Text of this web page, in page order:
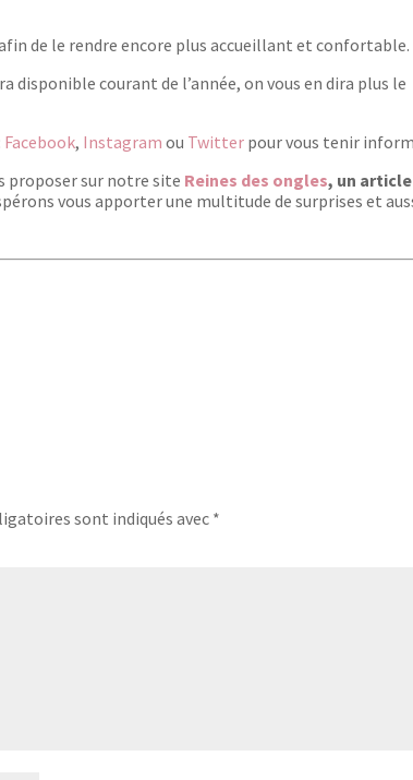
de le rendre encore plus accueillant et confortable.
disponible courant de l’année, on vous en dira plus le
Facebook, Instagram ou Twitter pour vous tenir
proposersur notre site Reines des ongles, un
vous apporter une multitude de surprises et
sont indiqués avec *